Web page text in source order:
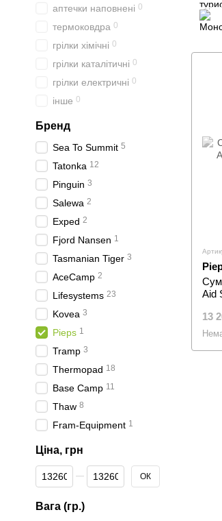
Aid
13
аптечки наповнені 0
термоковдра 0
грілки хімічні 0
грілки каталітичні 0
грілки електричні 0
інше 0
Бренд
Sea To Summit 5
Tatonka 12
Pinguin 3
Salewa 2
Exped 2
Fjord Nansen 1
Tasmanian Tiger 3
AceCamp 2
Lifesystems 23
Kovea 3
Pieps 1
Tramp 3
Thermopad 18
Base Camp 11
Thaw 8
Fram-Equipment 1
Ціна, грн
Від Ціна, грн
До Ціна, грн ОК
Вага (гр.)